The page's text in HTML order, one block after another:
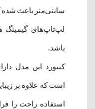
سانتی‌متر باعث شده
لپ‌تاپ‌های گیمینگ
باشد.
است که علاوه بر
استفاده راحت را